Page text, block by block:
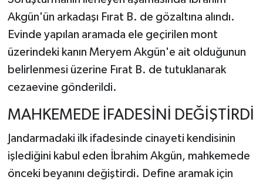
Akgün'ün arkadaşı Fırat B. de gözaltına alındı.
Evinde yapılan aramada ele geçirilen mont
üzerindeki kanın Meryem Akgün'e ait olduğunun
belirlenmesi üzerine Fırat B. de tutuklanarak
cezaevine gönderildi.
MAHKEMEDE İFADESİNİ DEĞİŞTİRDİ
Jandarmadaki ilk ifadesinde cinayeti kendisinin
işlediğini kabul eden İbrahim Akgün, mahkemede
önceki beyanını değiştirdi. Define aramak için